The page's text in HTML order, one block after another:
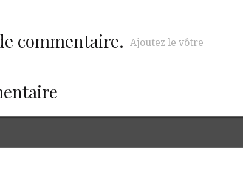
commentaire. Ajoutez le vôtre